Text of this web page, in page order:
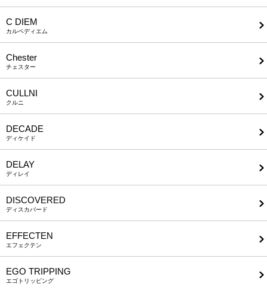
C DIEM
カルペディエム
Chester
チェスター
CULLNI
クルニ
DECADE
ディケイド
DELAY
ディレイ
DISCOVERED
ディスカバード
EFFECTEN
エフェクテン
EGO TRIPPING
エゴトリッピング